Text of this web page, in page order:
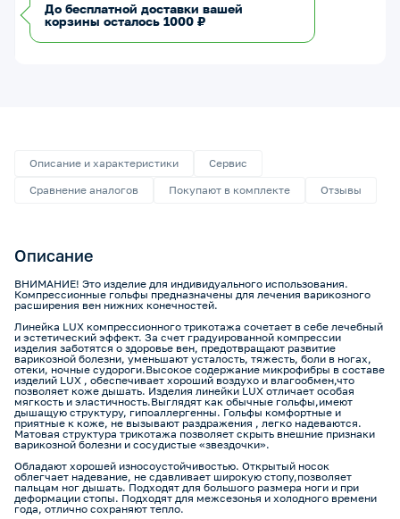
До бесплатной доставки вашей
корзины осталось 1000 ₽
Описание и характеристики
Сервис
Сравнение аналогов
Покупают в комплекте Отзывы
Описание
ВНИМАНИЕ! Это изделие для индивидуального использования.
Компрессионные гольфы предназначены для лечения варикозного
расширения вен нижних конечностей.
Линейка LUX компрессионного трикотажа сочетает в себе лечебный
и эстетический эффект. За счет градуированной компрессии
изделия заботятся о здоровье вен, предотвращают развитие
варикозной болезни, уменьшают усталость, тяжесть, боли в ногах,
отеки, ночные судороги.Высокое содержание микрофибры в составе
изделий LUX , обеспечивает хороший воздухо и влагообмен,что
позволяет коже дышать. Изделия линейки LUX отличает особая
мягкость и эластичность.Выглядят как обычные гольфы,имеют
дышащую структуру, гипоаллергенны. Гольфы комфортные и
приятные к коже, не вызывают раздражения , легко надеваются.
Матовая структура трикотажа позволяет скрыть внешние признаки
варикозной болезни и сосудистые «звездочки».
Обладают хорошей износоустойчивостью. Открытый носок
облегчает надевание, не сдавливает широкую стопу,позволяет
пальцам ног дышать. Подходят для большого размера ноги и при
деформации стопы. Подходят для межсезонья и холодного времени
года, отлично сохраняют тепло.